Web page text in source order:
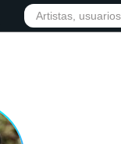
INICIO ARTISTAS